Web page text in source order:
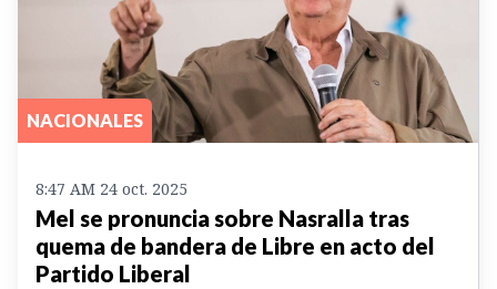
NACIONALES
8:47 AM 24 oct. 2025
Mel se pronuncia sobre Nasralla tras
quema de bandera de Libre en acto del
Partido Liberal